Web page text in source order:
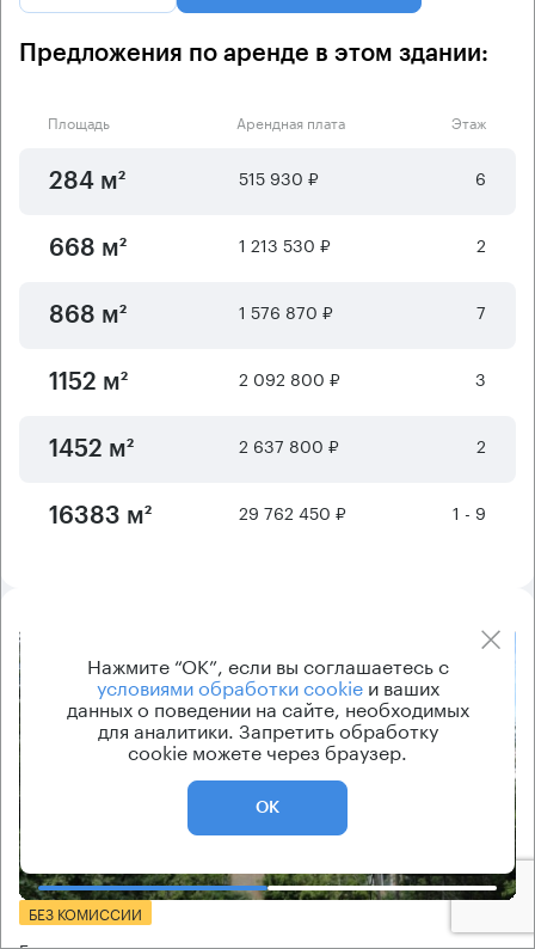
Предложения по аренде в этом здании:
Площадь Арендная плата Этаж
284 м² 515 930 ₽ 6
668 м² 1 213 530 ₽ 2
868 м² 1 576 870 ₽ 7
1152 м² 2 092 800 ₽ 3
1452 м² 2 637 800 ₽ 2
16383 м² 29 762 450 ₽ 1 - 9
БЕЗ КОМИССИИ
Нажмите “ОК”, если вы соглашаетесь с
условиями обработки cookieи ваших
данных о поведении на сайте, необходимых
для аналитики. Запретить обработку
cookie можете через браузер.
ОК